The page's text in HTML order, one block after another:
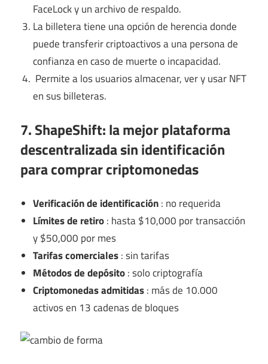
FaceLock y un archivo de respaldo.
La billetera tiene una opción de herencia donde
puede transferir criptoactivos a una persona de
confianza en caso de muerte o incapacidad.
Permite a los usuarios almacenar, ver y usar NFT
en sus billeteras.
7. ShapeShift: la mejor plataforma
descentralizada sin identificación
para comprar criptomonedas
Verificación de identificación: no requerida
Límites de retiro: hasta $10,000 por transacción
y $50,000 por mes
Tarifas comerciales: sin tarifas
Métodos de depósito: solo criptografía
Criptomonedas admitidas: más de 10.000
activos en 13 cadenas de bloques